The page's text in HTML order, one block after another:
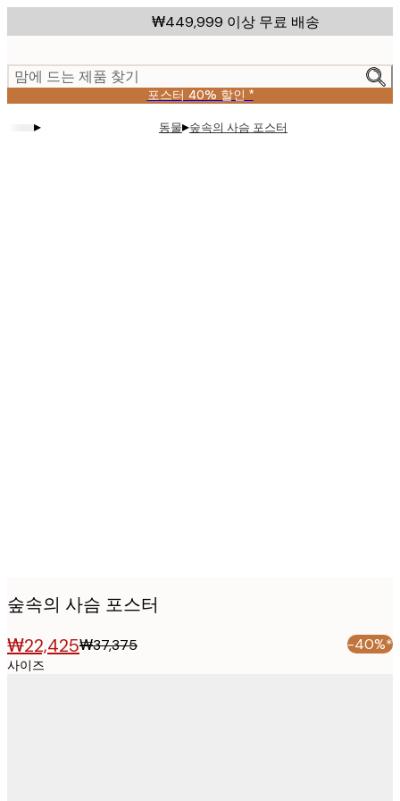
to
content.
₩449,999 이상 무료 배송
맘에 드는 제품 찾기
포스터 40% 할인 *
▸ 동물▸숲속의 사슴 포스터
숲속의 사슴 포스터
₩22,425₩37,375 -40%*
사이즈